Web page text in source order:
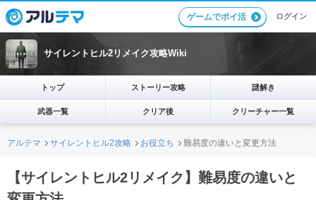
ゲームでポイ活 ログイン
サイレントヒル2リメイク攻略Wiki
トップ ストーリー攻略 謎解き
武器一覧 クリア後 クリーチャー一覧
アルテマ サイレントヒル2攻略 お役立ち 難易度の違いと変更方法
【サイレントヒル2リメイク】難易度の違いと